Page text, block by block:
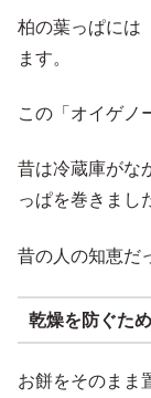
柏の葉っぱには
ます。
この「オイゲノ
昔は冷蔵庫がな
っぱを巻きまし
昔の人の知恵だ
乾燥を防ぐため
お餅をそのまま